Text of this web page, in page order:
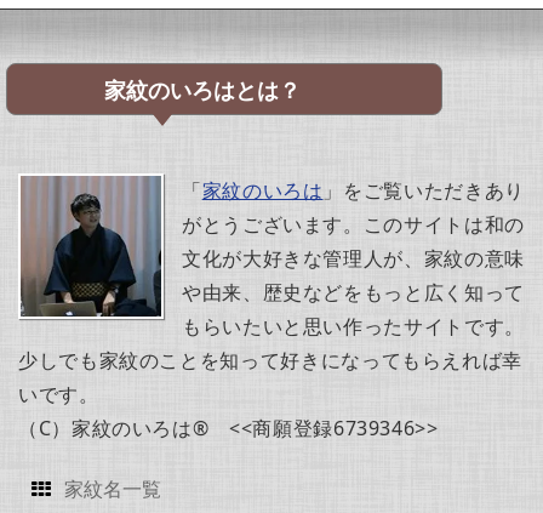
家紋のいろはとは？
「家紋のいろは 」をご覧いただきあり
がとうございます。このサイトは和の
文化が大好きな管理人が、家紋の意味
や由来、歴史などをもっと広く知って
もらいたいと思い作ったサイトです。
少しでも家紋のことを知って好きになってもらえれば幸
いです。
（C）家紋のいろは® <<商願登録6739346>>
家紋名一覧